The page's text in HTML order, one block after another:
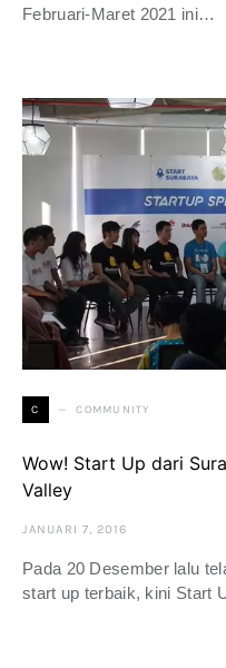
Februari-Maret 2021 ini…
C COMMUNITY
Wow! Start Up dari
Valley
JANUARI 7, 2016
Pada 20 Desember lalu
start up terbaik, kini Start